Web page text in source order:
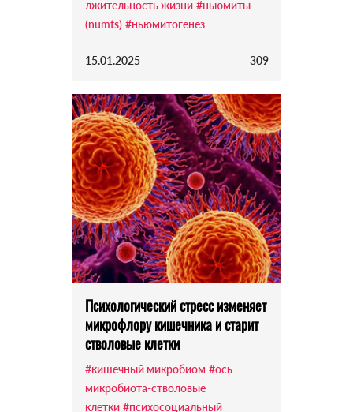
лжительность жизни #ньюмиты
(numts) #ньюмитогенез
15.01.2025 309
Психологический стресс изменяет
микрофлору кишечника и старит
стволовые клетки
#кишечный микробиом #ось
микробиота-стволовые
клетки #психосоциальный